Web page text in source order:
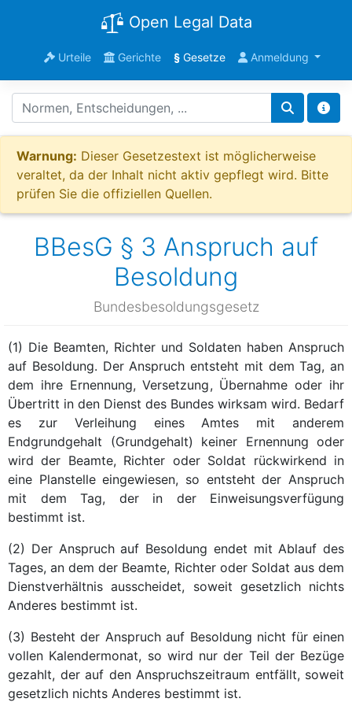
Open Legal Data
Urteile Gerichte §Gesetze Anmeldung
Warnung: Dieser Gesetzestext ist möglicherweise
veraltet, da der Inhalt nicht aktiv gepflegt wird. Bitte
prüfen Sie die offiziellen Quellen.
BBesG § 3 Anspruch auf
Besoldung
Bundesbesoldungsgesetz
(1) Die Beamten, Richter und Soldaten haben Anspruch
auf Besoldung. Der Anspruch entsteht mit dem Tag, an
dem ihre Ernennung, Versetzung, Übernahme oder ihr
Übertritt in den Dienst des Bundes wirksam wird. Bedarf
es zur Verleihung eines Amtes mit anderem
Endgrundgehalt (Grundgehalt) keiner Ernennung oder
wird der Beamte, Richter oder Soldat rückwirkend in
eine Planstelle eingewiesen, so entsteht der Anspruch
mit dem Tag, der in der Einweisungsverfügung
bestimmt ist.
(2) Der Anspruch auf Besoldung endet mit Ablauf des
Tages, an dem der Beamte, Richter oder Soldat aus dem
Dienstverhältnis ausscheidet, soweit gesetzlich nichts
Anderes bestimmt ist.
(3) Besteht der Anspruch auf Besoldung nicht für einen
vollen Kalendermonat, so wird nur der Teil der Bezüge
gezahlt, der auf den Anspruchszeitraum entfällt, soweit
gesetzlich nichts Anderes bestimmt ist.